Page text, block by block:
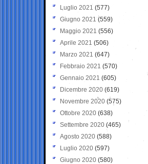
Luglio 2021 (577)
Giugno 2021(559)
Maggio 2021 (556)
Aprile 2021 (506)
Marzo 2021 (647)
Febbraio 2021 (570)
Gennaio 2021 (605)
Dicembre 2020 (619)
Novembre 2020 (575)
Ottobre 2020 (638)
Settembre 2020(465)
Agosto 2020 (588)
Luglio 2020 (597)
Giugno 2020 (580)